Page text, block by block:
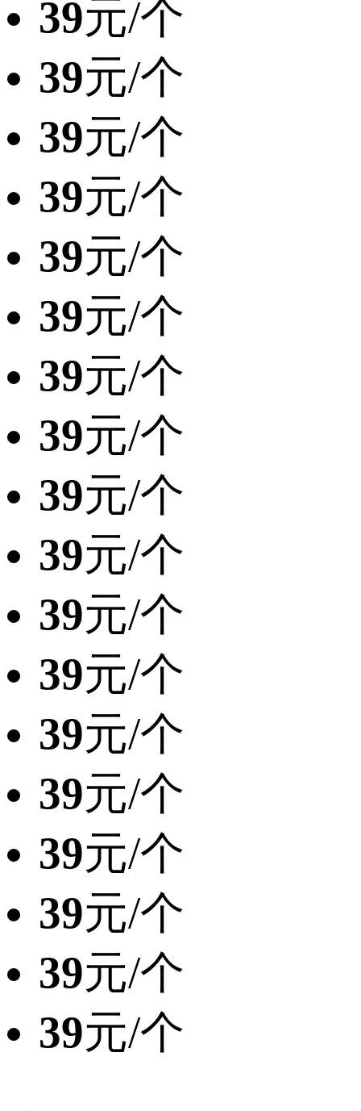
39元/个
39元/个
39元/个
39元/个
39元/个
39元/个
39元/个
39元/个
39元/个
39元/个
39元/个
39元/个
39元/个
39元/个
39元/个
39元/个
39元/个
39元/个